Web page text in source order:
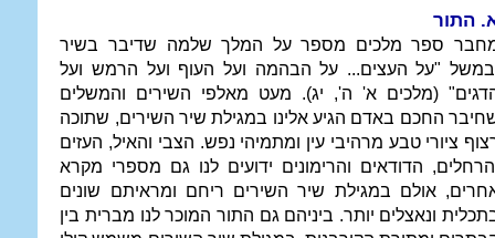
התור
ספר מלכים מספר על המלך שלמה שדיבר בשיר
"על העצים... על הבהמה ועל העוף ועל הרמש ועל
(מלכים א' ה', יג). מעט מאלפי השירים והמשלים
החכם באדם הגיע אלינו במגילת שיר השירים, שתוכה
ציורי טבע מרהיבי עין ומתמיהי נפש. הצבי והאיל, העזים
הדודאים והרימונים ידועים לנו גם מספרי מקרא
אולם במגילת שיר השירים ריחם ומראיתם שונים
ונאצלים יותר. ביניהם גם התור המוכר לנו מברית בין